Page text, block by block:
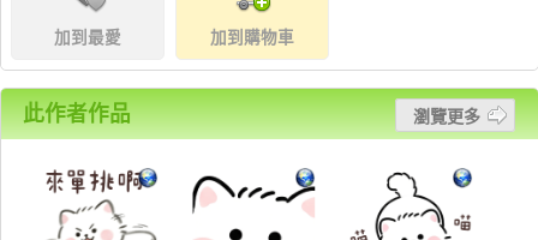
加到最愛 加到購物車
此作者作品 瀏覽更多